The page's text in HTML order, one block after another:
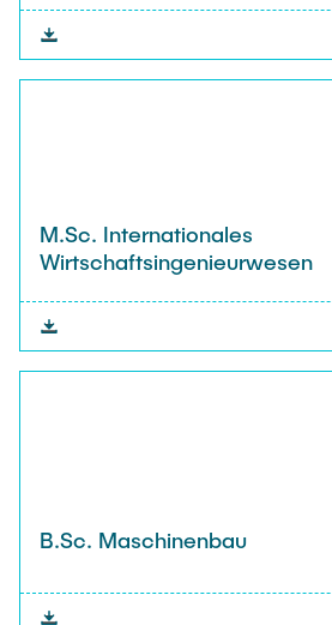
M.Sc. Internationales
Wirtschaftsingenieurwesen
B.Sc. Maschinenbau